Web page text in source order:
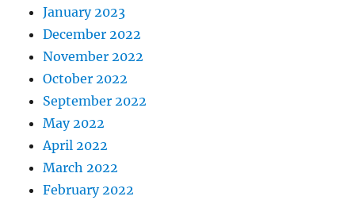
January 2023
December 2022
November 2022
October 2022
September 2022
May 2022
April 2022
March 2022
February 2022